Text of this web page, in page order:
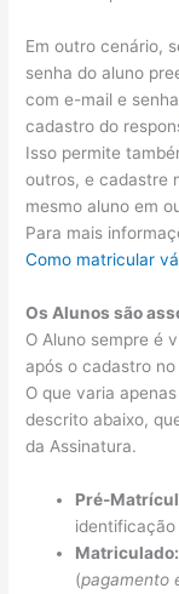
Em outro cenário,
senha do aluno
com e-mail e
cadastro do
Isso permite
outros, e cadastre
mesmo aluno em
Para mais
Como matricular
Os Alunos são
O Aluno sempre é
após o cadastro no
O que varia
descrito abaixo,
da Assinatura.
Pré-
Matriculado:
(pagamento